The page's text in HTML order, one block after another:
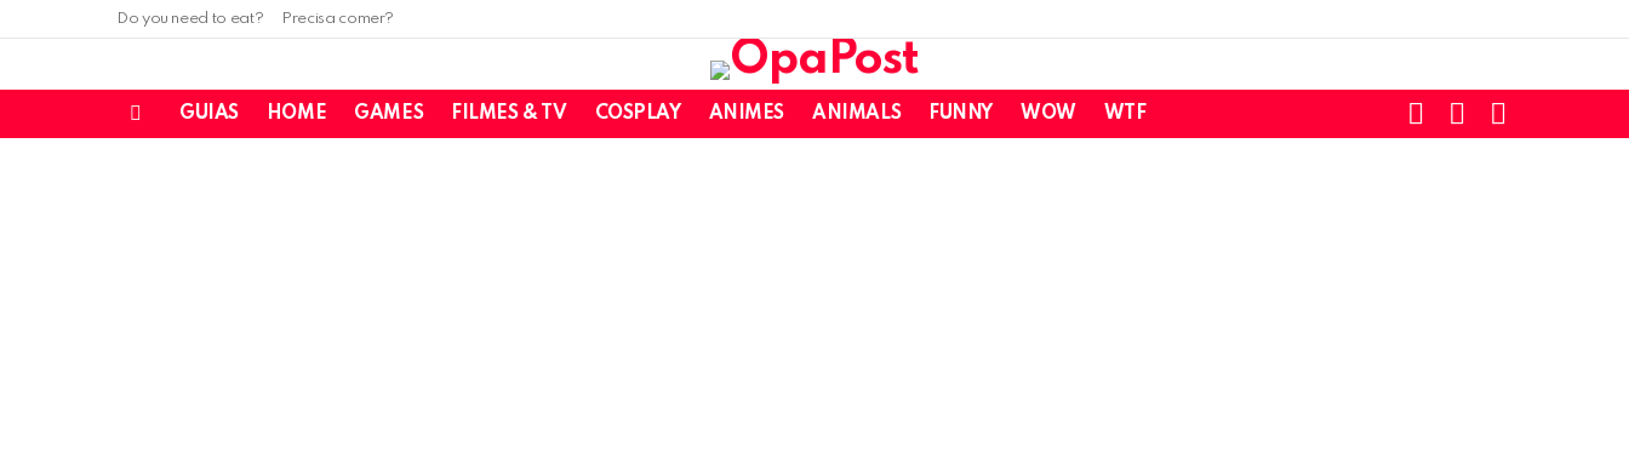
Do you need to eat? Precisa comer?
GUIAS HOME GAMES FILMES & TV COSPLAY ANIMES ANIMALS FUNNY WOW WTF
SWITCH
SKIN
SEARCH